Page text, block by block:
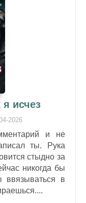
исчез
2026
и не
ты. Рука
стыдно за
никогда бы
в